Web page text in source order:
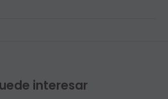
interesar